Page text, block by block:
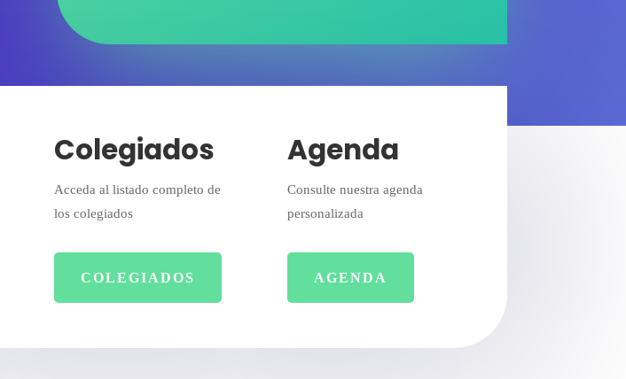
Colegiados
Acceda al listado completo de
los colegiados
COLEGIADOS
Agenda
Consulte nuestra agenda
personalizada
AGENDA